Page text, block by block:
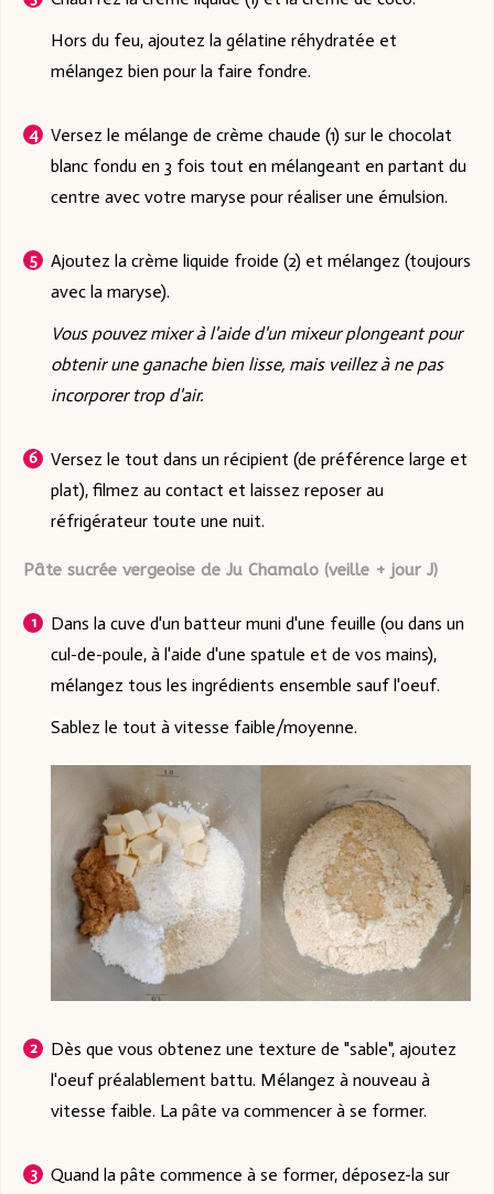
Hors du feu, ajoutez la gélatine réhydratée et
mélangez bien pour la faire fondre.
Versez le mélange de crème chaude (1) sur le chocolat
blanc fondu en 3 fois tout en mélangeant en partant du
centre avec votre maryse pour réaliser une émulsion.
Ajoutez la crème liquide froide (2) et mélangez (toujours
avec la maryse).
Vous pouvez mixer à l'aide d'un mixeur plongeant pour
obtenir une ganache bien lisse, mais veillez à ne pas
incorporer trop d'air.
Versez le tout dans un récipient (de préférence large et
plat), filmez au contact et laissez reposer au
réfrigérateur toute une nuit.
Pâte sucrée vergeoise de Ju Chamalo (veille + jour J)
Dans la cuve d'un batteur muni d'une feuille (ou dans un
cul-de-poule, à l'aide d'une spatule et de vos mains),
mélangez tous les ingrédients ensemble sauf l'oeuf.
Sablez le tout à vitesse faible/moyenne.
Dès que vous obtenez une texture de "sable", ajoutez
l'oeuf préalablement battu. Mélangez à nouveau à
vitesse faible. La pâte va commencer à se former.
Quand la pâte commence à se former, déposez-la sur